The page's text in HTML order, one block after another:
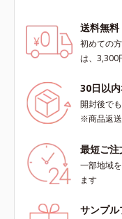
送料無料
初めての
は、3,300
30日以
開封後で
※商品返
最短ご
一部地域
ます
サンプル